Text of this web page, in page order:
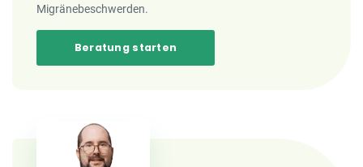
Migränebeschwerden.
Beratung starten